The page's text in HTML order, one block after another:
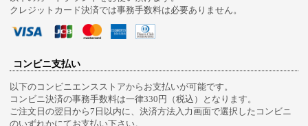
クレジットカード決済では事務手数料は必要ありません。
コンビニ支払い
以下のコンビニエンスストアからお支払いが可能です。
コンビニ決済の事務手数料は一律330円（税込）となります。
ご注文日の翌日から7日以内に、決済方法入力画面で選択したコンビニ
のいずれかにてお支払い下さい。